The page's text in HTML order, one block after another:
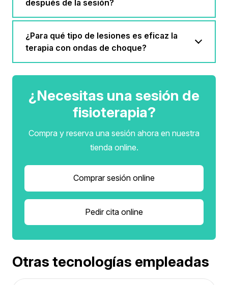
después de la sesión?
¿Para qué tipo de lesiones es eficaz la
terapia con ondas de choque?
¿Necesitas una sesión de
fisioterapia?
Compra y reserva una sesión ahora en nuestra
tienda online.
Comprar sesión online
Pedir cita online
Otras tecnologías empleadas